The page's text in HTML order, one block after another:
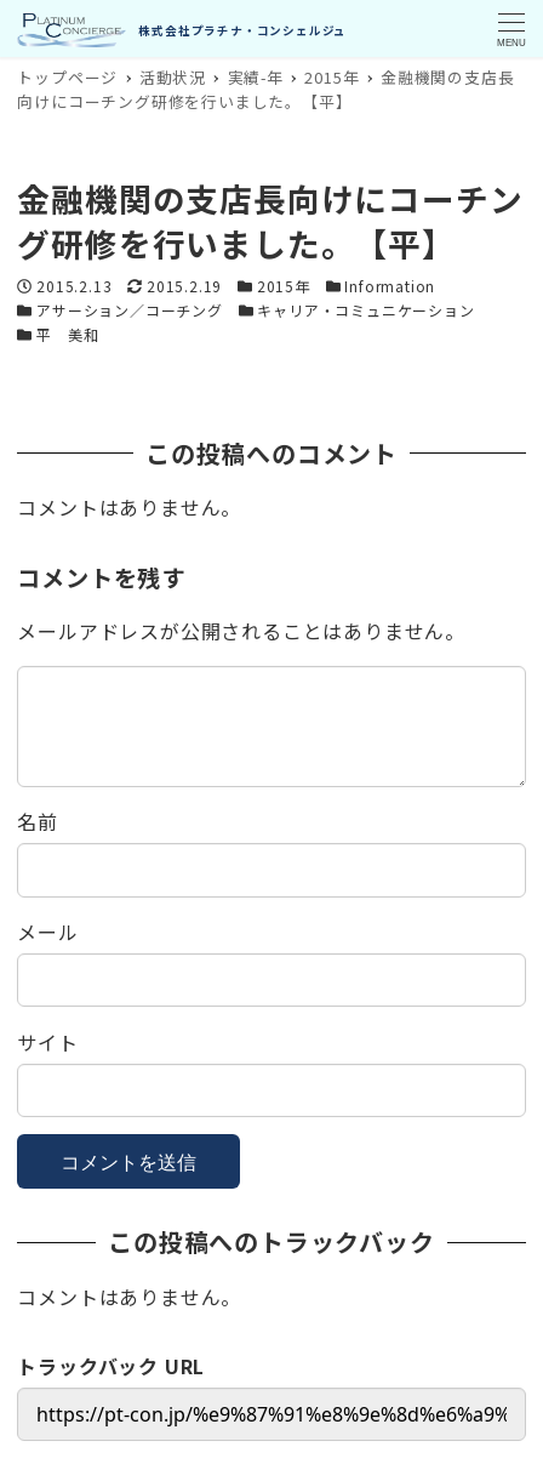
MENU
トップページ 活動状況 実績-年 2015年
金融機関の支店長
向けにコーチング研修を行いました。【平】
金融機関の支店長向けにコーチン
グ研修を行いました。【平】
投稿日
2015.2.13 更新日
2015.2.19 カテゴリー
2015年 カテゴリー
Information
カテゴリー
アサーション／コーチング カテゴリー
キャリア・コミュニケーション
カテゴリー
平 美和
この投稿へのコメント
コメントはありません。
コメントを残す
メールアドレスが公開されることはありません。
名前
メール
サイト
この投稿へのトラックバック
コメントはありません。
トラックバック URL